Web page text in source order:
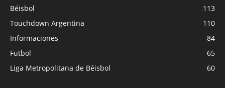
Béisbol
113
Touchdown Argentina
110
Informaciones
84
Futbol
65
Liga Metropolitana de Béisbol
60